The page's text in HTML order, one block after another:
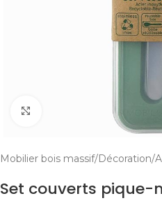
Cliquer pour agrandir
Mobilier bois massif Décoration
Set couverts pique-